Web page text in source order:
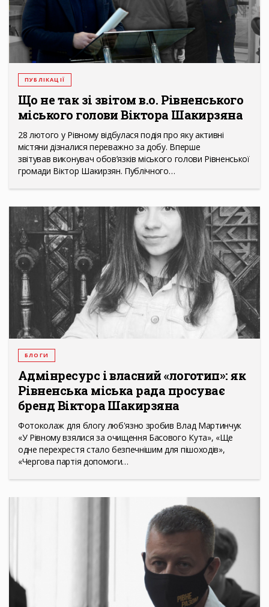
ПУБЛІКАЦІЇ
Що не так зі звітом в.о. Рівненського
міського голови Віктора Шакирзяна
28 лютого у Рівному відбулася подія про яку активні
містяни дізналися переважно за добу. Вперше
звітував виконувач обов’язків міського голови Рівненської
громади Віктор Шакирзян. Публічного…
БЛОГИ
Адмінресурс і власний «логотип»: як
Рівненська міська рада просуває
бренд Віктора Шакирзяна
Фотоколаж для блогу люб'язно зробив Влад Мартинчук
«У Рівному взялися за очищення Басового Кута», «Ще
одне перехрестя стало безпечнішим для пішоходів»,
«Чергова партія допомоги…